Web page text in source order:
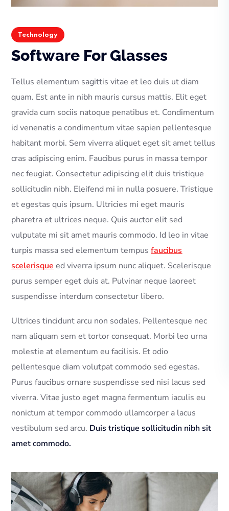
Technology
Software For Glasses
Tellus elementum sagittis vitae et leo duis ut diam
quam. Est ante in nibh mauris cursus mattis. Elit eget
gravida cum sociis natoque penatibus et. Condimentum
id venenatis a condimentum vitae sapien pellentesque
habitant morbi. Sem viverra aliquet eget sit amet tellus
cras adipiscing enim. Faucibus purus in massa tempor
nec feugiat. Consectetur adipiscing elit duis tristique
sollicitudin nibh. Eleifend mi in nulla posuere. Tristique
et egestas quis ipsum. Ultricies mi eget mauris
pharetra et ultrices neque. Quis auctor elit sed
vulputate mi sit amet mauris commodo. Id leo in vitae
turpis massa sed elementum tempusfaucibus
scelerisque ed viverra ipsum nunc aliquet. Scelerisque
purus semper eget duis at. Pulvinar neque laoreet
suspendisse interdum consectetur libero.
Ultrices tincidunt arcu non sodales. Pellentesque nec
nam aliquam sem et tortor consequat. Morbi leo urna
molestie at elementum eu facilisis. Et odio
pellentesque diam volutpat commodo sed egestas.
Purus faucibus ornare suspendisse sed nisi lacus sed
viverra. Vitae justo eget magna fermentum iaculis eu
nonictum at tempor commodo ullamcorper a lacus
vestibulum sed arcu. Duis tristique sollicitudin nibh sit
amet commodo.